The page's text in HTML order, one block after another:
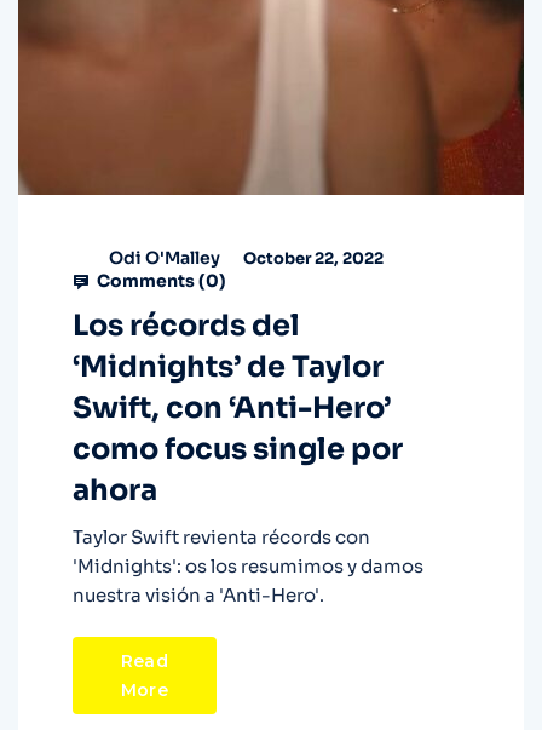
Odi O'Malley October 22, 2022
Comments (0)
Los récords del
‘Midnights’ de Taylor
Swift, con ‘Anti-Hero’
como focus single por
ahora
Taylor Swift revienta récords con
'Midnights': os los resumimos y damos
nuestra visión a 'Anti-Hero'.
Read
More